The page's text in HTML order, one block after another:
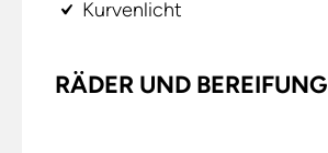
Kurvenlicht
RÄDER UND BEREIFUNG